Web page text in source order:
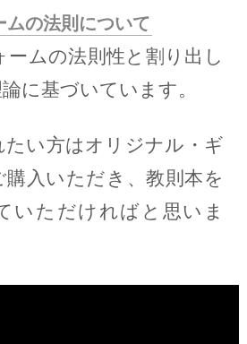
ムの法則について
ームの法則性と割り出し
に基づいています。
たい方はオリジナル・ギ
購入いただき、教則本を
いただければと思いま